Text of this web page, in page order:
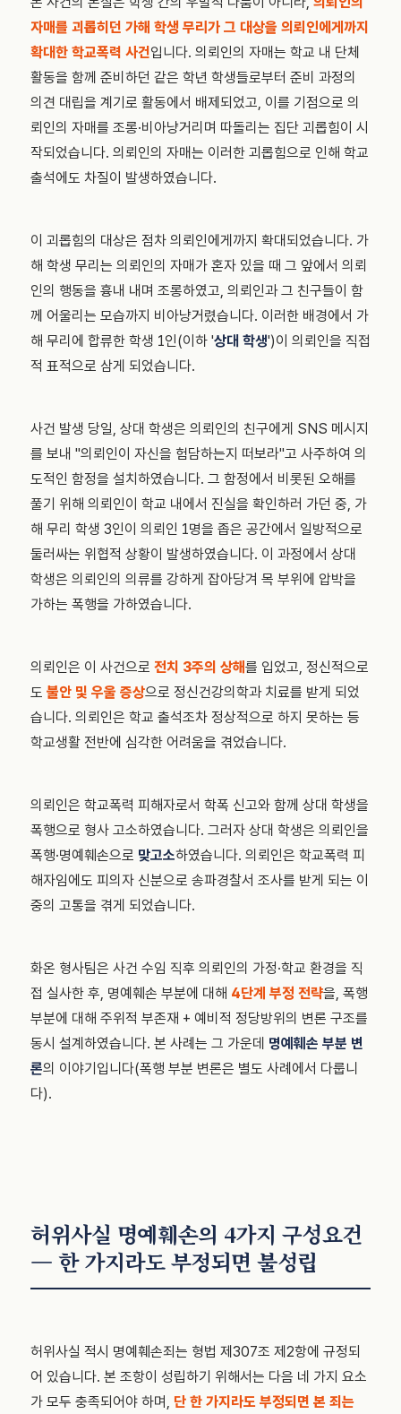
자매를 괴롭히던 가해 학생 무리가 그 대상을 의뢰인에게까지
확대한 학교폭력 사건입니다. 의뢰인의 자매는 학교 내 단체
활동을 함께 준비하던 같은 학년 학생들로부터 준비 과정의
의견 대립을 계기로 활동에서 배제되었고, 이를 기점으로 의
뢰인의 자매를 조롱·비아냥거리며 따돌리는 집단 괴롭힘이 시
작되었습니다. 의뢰인의 자매는 이러한 괴롭힘으로 인해 학교
출석에도 차질이 발생하였습니다.
이 괴롭힘의 대상은 점차 의뢰인에게까지 확대되었습니다. 가
해 학생 무리는 의뢰인의 자매가 혼자 있을 때 그 앞에서 의뢰
인의 행동을 흉내 내며 조롱하였고, 의뢰인과 그 친구들이 함
께 어울리는 모습까지 비아냥거렸습니다. 이러한 배경에서 가
해 무리에 합류한 학생 1인(이하 '상대 학생')이 의뢰인을 직접
적 표적으로 삼게 되었습니다.
사건 발생 당일, 상대 학생은 의뢰인의 친구에게 SNS 메시지
를 보내 "의뢰인이 자신을 험담하는지 떠보라"고 사주하여 의
도적인 함정을 설치하였습니다. 그 함정에서 비롯된 오해를
풀기 위해 의뢰인이 학교 내에서 진실을 확인하러 가던 중, 가
해 무리 학생 3인이 의뢰인 1명을 좁은 공간에서 일방적으로
둘러싸는 위협적 상황이 발생하였습니다. 이 과정에서 상대
학생은 의뢰인의 의류를 강하게 잡아당겨 목 부위에 압박을
가하는 폭행을 가하였습니다.
의뢰인은 이 사건으로 전치 3주의 상해를 입었고, 정신적으로
도 불안 및 우울 증상으로 정신건강의학과 치료를 받게 되었
습니다. 의뢰인은 학교 출석조차 정상적으로 하지 못하는 등
학교생활 전반에 심각한 어려움을 겪었습니다.
의뢰인은 학교폭력 피해자로서 학폭 신고와 함께 상대 학생을
폭행으로 형사 고소하였습니다. 그러자 상대 학생은 의뢰인을
폭행·명예훼손으로 맞고소하였습니다. 의뢰인은 학교폭력 피
해자임에도 피의자 신분으로 송파경찰서 조사를 받게 되는 이
중의 고통을 겪게 되었습니다.
화온 형사팀은 사건 수임 직후 의뢰인의 가정·학교 환경을 직
접 실사한 후, 명예훼손 부분에 대해 4단계 부정 전략을, 폭행
부분에 대해 주위적 부존재 + 예비적 정당방위의 변론 구조를
동시 설계하였습니다. 본 사례는 그 가운데 명예훼손 부분 변
론의 이야기입니다(폭행 부분 변론은 별도 사례에서 다룹니
다).
허위사실 명예훼손의 4가지 구성요건
— 한 가지라도 부정되면 불성립
허위사실 적시 명예훼손죄는 형법 제307조 제2항에 규정되
어 있습니다. 본 조항이 성립하기 위해서는 다음 네 가지 요소
가 모두 충족되어야 하며, 단 한 가지라도 부정되면 본 죄는